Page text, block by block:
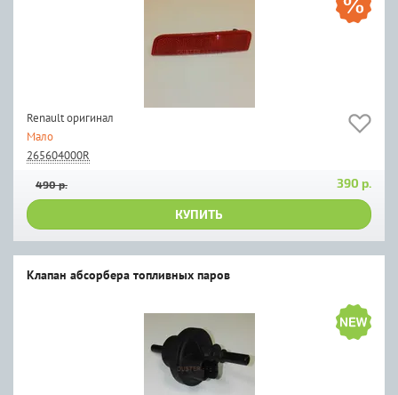
Renault оригинал
Мало
265604000R
390 р.
490 р.
КУПИТЬ
Клапан абсорбера топливных паров